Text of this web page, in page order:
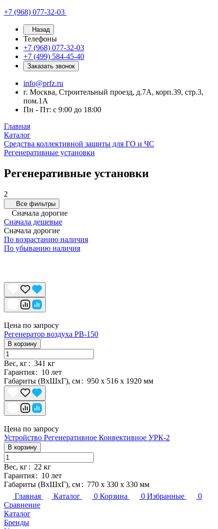
+7 (968) 077-32-03
Назад
Телефоны
+7 (968) 077-32-03
+7 (499) 584-45-40
Заказать звонок
info@prfz.ru
г. Москва, Строительный проезд, д.7А, корп.39, стр.3,
пом.1А
Пн - Пт: с 9:00 до 18:00
Главная
Каталог
Средства коллективной защиты для ГО и ЧС
Регенеративные установки
Регенеративные установки
2
Все фильтры
Сначала дорогие
Сначала дешевые
Сначала дорогие
По возрастанию наличия
По убыванию наличия
Цена по запросу
Регенератор воздуха РВ-150
В корзину
Вес, кг: 341 кг
Гарантия: 10 лет
Габариты (ВхШхГ), см: 950 x 516 x 1920 мм
Цена по запросу
Устройство Регенеративное Конвективное УРК-2
В корзину
Вес, кг: 22 кг
Гарантия: 10 лет
Габариты (ВхШхГ), см: 770 х 330 х 330 мм
Главная
Каталог 0 Корзина 0 Избранные
0
Сравнение
Каталог
Бренды